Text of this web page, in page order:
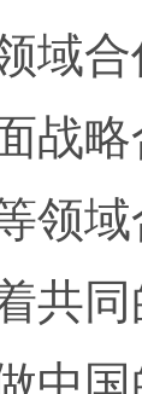
域
战
领
共